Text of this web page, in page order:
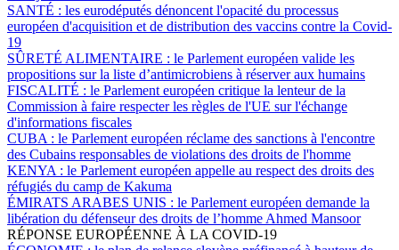
SANTÉ : les eurodéputés dénoncent l'opacité du processus
européen d'acquisition et de distribution des vaccins contre la Covid-
19
SÛRETÉ ALIMENTAIRE : le Parlement européen valide les
propositions sur la liste d’antimicrobiens à réserver aux humains
FISCALITÉ : le Parlement européen critique la lenteur de la
Commission à faire respecter les règles de l'UE sur l'échange
d'informations fiscales
CUBA : le Parlement européen réclame des sanctions à l'encontre
des Cubains responsables de violations des droits de l'homme
KENYA : le Parlement européen appelle au respect des droits des
réfugiés du camp de Kakuma
ÉMIRATS ARABES UNIS : le Parlement européen demande la
libération du défenseur des droits de l’homme Ahmed Mansoor
RÉPONSE EUROPÉENNE À LA COVID-19